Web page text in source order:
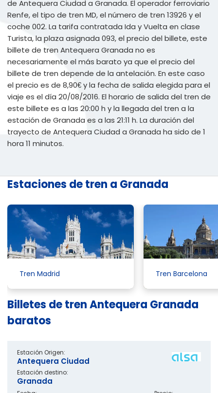
de Antequera Ciudad a Granada. El operador ferroviario
Renfe, el tipo de tren MD, el número de tren 13926 y el
coche 002. La tarifa contratada Ida y Vuelta en clase
Turista, la plaza asignada 093, el precio del billete, este
billete de tren Antequera Granada no es
necesariamente el más barato ya que el precio del
billete de tren depende de la antelación. En este caso
el precio es de 8,90€ y la fecha de salida elegida para el
viaje es el día 20/08/2016. El horario de salida del tren de
este billete es a las 20:00 h y la llegada del tren a la
estación de Granada es a las 21:11 h. La duración del
trayecto de Antequera Ciudad a Granada ha sido de 1
hora 11 minutos.
Estaciones de tren a Granada
Tren Madrid Tren Barcelona
Billetes de tren Antequera Granada
baratos
Estación Origen:
Antequera Ciudad
Estación destino:
Granada